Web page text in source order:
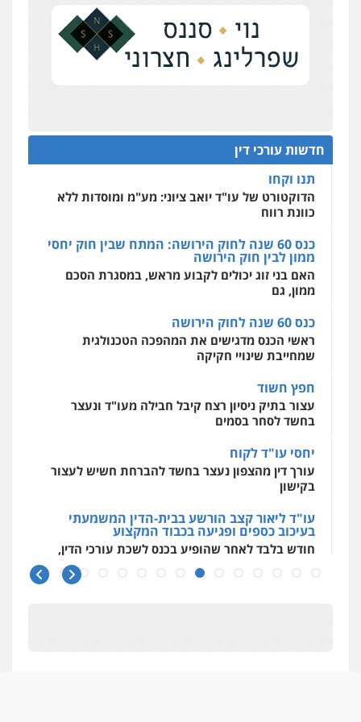
0504578527
אחסון אתרים
מקצועיים לעורכי דין
מרכז התחלה חדשה
אסירים עבירות מין שירותים מקצועיים
לעורכי דין
חדשות עורכי דין
על סדר היום
כנס תביעות ייצוגיות: הדילמה בין זכויות צרכנים
להגנה על עסקים קטנים
תנו וקחו
הדוקטורט של עו"ד יואב ציוני: מע"מ ומוסדות ללא
כוונת רווח
כנס 60 שנה לחוק הירושה: המתח שבין חוק יחסי
ממון לבין חוק הירושה
האם בני זוג יכולים לקבוע מראש, במסגרת הסכם
ממון, גם
כנס 60 שנה לחוק הירושה
ראשי הכנס מדגישים את המהפכה הטכנולגית
שמחייבת שינויי חקיקה
חפץ חשוד
עצור בתיק ניסיון רצח קיבל חבילה מעו"ד ונעצר
בחשד לסחר בסמים
יחסי עו"ד לקוח
עורך דין מהצפון נעצר בחשד להברחת חשיש לעצור
בקישון
עו"ד ליאור קצב הורשע בבית-הדין המשמעתי
בעיכוב כספים ופגיעה בכבוד המקצוע
חודש בלבד לאחר שהופיע בכנס לשכת עורכי הדין,
קצב הורשע